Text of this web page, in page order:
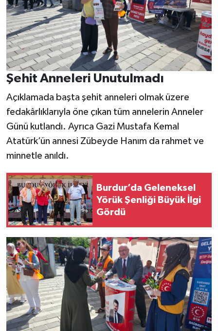
Şehit Anneleri Unutulmadı
Açıklamada başta şehit anneleri olmak üzere
fedakârlıklarıyla öne çıkan tüm annelerin Anneler
Günü kutlandı. Ayrıca Gazi Mustafa Kemal
Atatürk’ün annesi Zübeyde Hanım da rahmet ve
minnetle anıldı.
Burdur’da Geleneksel
Yörük Şenliği Büyük İlgi
Gördü